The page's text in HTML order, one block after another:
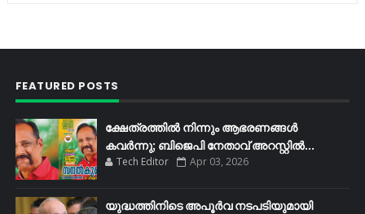
FEATURED POSTS
ക്ഷേത്രത്തിൽ നിന്നും ആഭരണങ്ങൾ
കവർന്നു; ബിജെപി നേതാവ് അറസ്റ്റിൽ...
Tech Editor Apr 03, 2026
യുദ്ധത്തിനിടെ അപൂർവ നടപടിയുമായി